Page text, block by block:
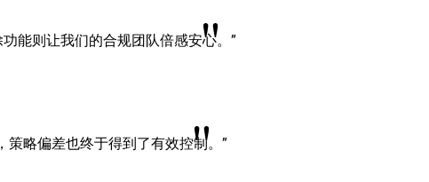
"
能则让我们的合规团队倍感安心。”
"
略偏差也终于得到了有效控制。”